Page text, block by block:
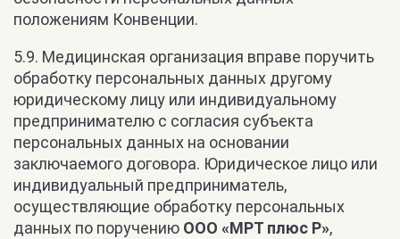
положениям Конвенции.
5.9. Медицинская организация вправе поручить
обработку персональных данных другому
юридическому лицу или индивидуальному
предпринимателю с согласия субъекта
персональных данных на основании
заключаемого договора. Юридическое лицо или
индивидуальный предприниматель,
осуществляющие обработку персональных
данных по поручению ООО «МРТ плюс Р»,